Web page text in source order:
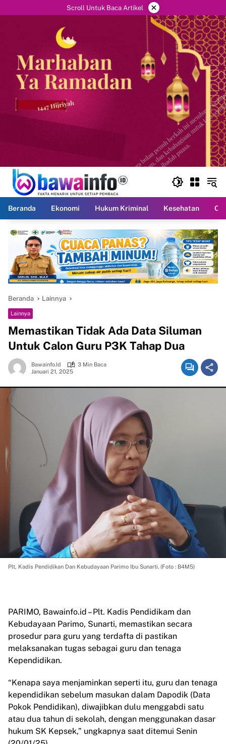
ke
Scroll Untuk Baca Artikel ×
Beranda Ekonomi Hukum Kriminal Kesehatan
Beranda Lainnya
Lainnya
Memastikan Tidak Ada Data Siluman
Untuk Calon Guru P3K Tahap Dua
Bawainfo.id
3 Min Baca
Januari 21, 2025
Plt, Kadis Pendidikan Dan Kebudayaan Parimo Ibu Sunarti. (Foto : B4M5)
PARIMO, Bawainfo.id – Plt. Kadis Pendidikam dan
Kebudayaan Parimo, Sunarti, memastikan secara
prosedur para guru yang terdafta di pastikan
melaksanakan tugas sebagai guru dan tenaga
Kependidikan.
“Kenapa saya menjaminkan seperti itu, guru dan tenaga
kependidikan sebelum masukan dalam Dapodik (Data
Pokok Pendidikan), diwajibkan dulu menggabdi satu
atau dua tahun di sekolah, dengan menggunakan dasar
hukum SK Kepsek,” ungkapnya saat ditemui Senin